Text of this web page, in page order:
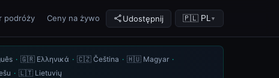
podróży Ceny na żywo Udostępnij 🇵🇱 PL ▼
· 🇬🇷 Ελληνικά · 🇨🇿 Čeština · 🇭🇺 Magyar ·
· 🇱🇹 Lietuvių